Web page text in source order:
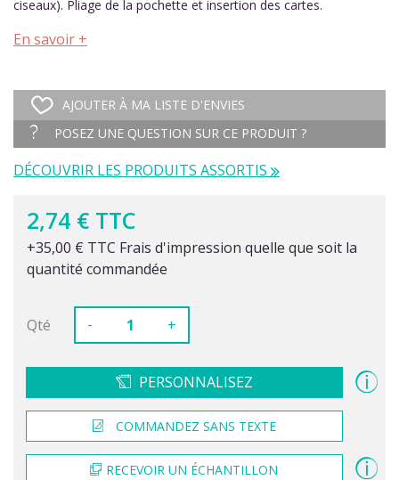
ciseaux). Pliage de la pochette et insertion des cartes.
En savoir +
AJOUTER À MA LISTE D'ENVIES
POSEZ UNE QUESTION SUR CE PRODUIT ?
DÉCOUVRIR LES PRODUITS ASSORTIS
2,74 € TTC
+35,00 € TTC Frais d'impression quelle que soit la
quantité commandée
Qté - +
PERSONNALISEZ
COMMANDEZ SANS TEXTE
RECEVOIR UN ÉCHANTILLON